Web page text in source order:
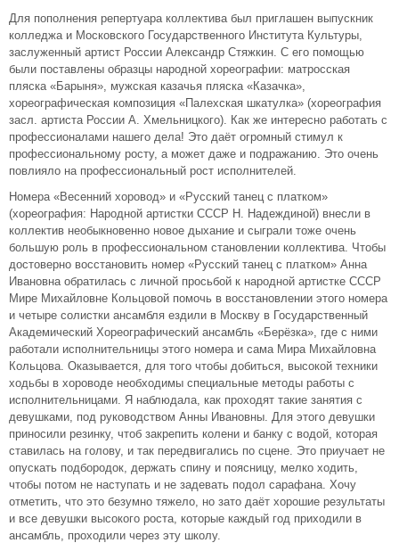
Для пополнения репертуара коллектива был приглашен выпускник
колледжа и Московского Государственного Института Культуры,
заслуженный артист России Александр Стяжкин. С его помощью
были поставлены образцы народной хореографии: матросская
пляска «Барыня», мужская казачья пляска «Казачка»,
хореографическая композиция «Палехская шкатулка» (хореография
засл. артиста России А. Хмельницкого). Как же интересно работать с
профессионалами нашего дела! Это даёт огромный стимул к
профессиональному росту, а может даже и подражанию. Это очень
повлияло на профессиональный рост исполнителей.
Номера «Весенний хоровод» и «Русский танец с платком»
(хореография: Народной артистки СССР Н. Надеждиной) внесли в
коллектив необыкновенно новое дыхание и сыграли тоже очень
большую роль в профессиональном становлении коллектива. Чтобы
достоверно восстановить номер «Русский танец с платком» Анна
Ивановна обратилась с личной просьбой к народной артистке СССР
Мире Михайловне Кольцовой помочь в восстановлении этого номера
и четыре солистки ансамбля ездили в Москву в Государственный
Академический Хореографический ансамбль «Берёзка», где с ними
работали исполнительницы этого номера и сама Мира Михайловна
Кольцова. Оказывается, для того чтобы добиться, высокой техники
ходьбы в хороводе необходимы специальные методы работы с
исполнительницами. Я наблюдала, как проходят такие занятия с
девушками, под руководством Анны Ивановны. Для этого девушки
приносили резинку, чтоб закрепить колени и банку с водой, которая
ставилась на голову, и так передвигались по сцене. Это приучает не
опускать подбородок, держать спину и поясницу, мелко ходить,
чтобы потом не наступать и не задевать подол сарафана. Хочу
отметить, что это безумно тяжело, но зато даёт хорошие результаты
и все девушки высокого роста, которые каждый год приходили в
ансамбль, проходили через эту школу.